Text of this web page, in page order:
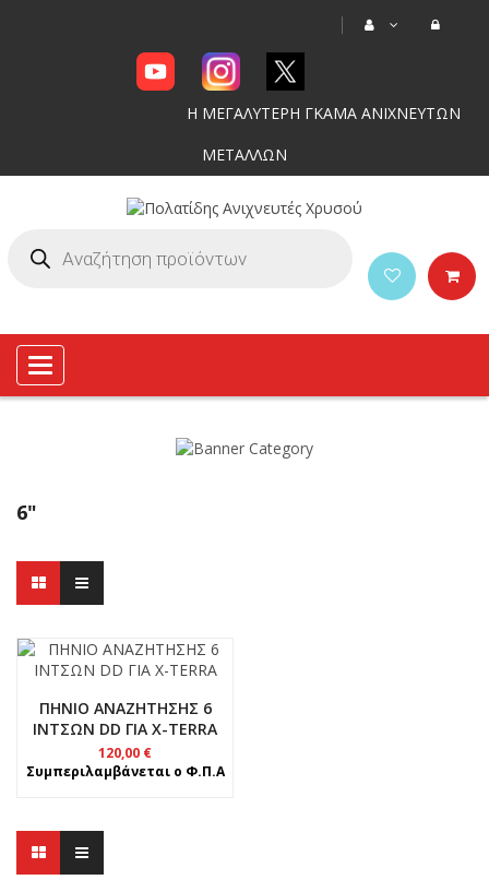
Η ΜΕΓΑΛΥΤΕΡΗ ΓΚΑΜΑ ΑΝΙΧΝΕΥΤΩΝ
ΜΕΤΑΛΛΩΝ
Toggle
navigation
6"
ΠΗΝΙΟ ΑΝΑΖΗΤΗΣΗΣ 6
ΙΝΤΣΩΝ DD ΓΙΑ X-TERRA
120,00 €
Συμπεριλαμβάνεται ο Φ.Π.Α